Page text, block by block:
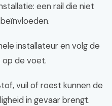
een rail die niet
installateur en volg de
op de voet.
vuil of roest kunnen de
in gevaar brengt.